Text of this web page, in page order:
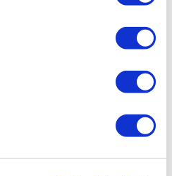
Regolamento Generale
e Forniture